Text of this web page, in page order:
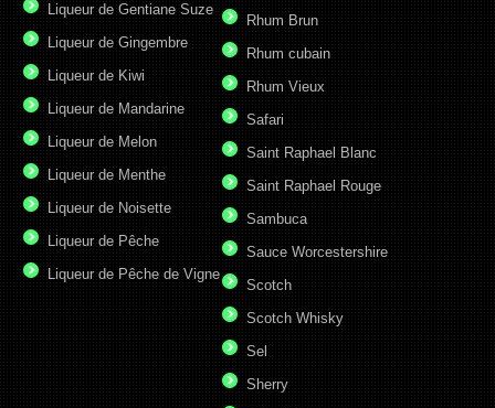
Liqueur de Gentiane Suze
Liqueur de Gingembre
Liqueur de Kiwi
Liqueur de Mandarine
Liqueur de Melon
Liqueur de Menthe
Liqueur de Noisette
Liqueur de Pêche
Liqueur de Pêche de Vigne
Rhum Brun
Rhum cubain
Rhum Vieux
Safari
Saint Raphael Blanc
Saint Raphael Rouge
Sambuca
Sauce Worcestershire
Scotch
Scotch Whisky
Sel
Sherry